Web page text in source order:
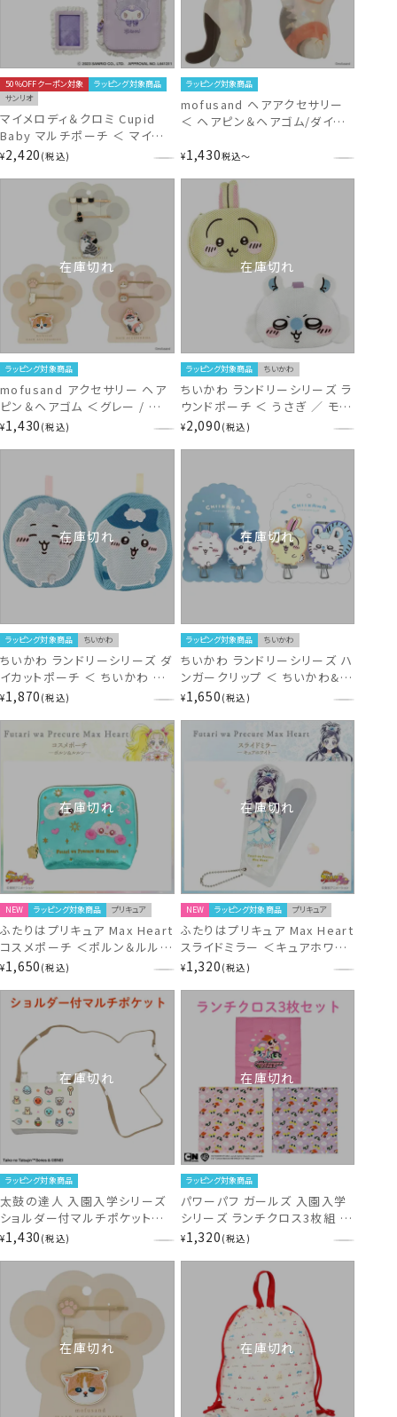
50％OFFクーポン対象
ラッピング対象商品
サンリオ
マイメロディ＆クロミ Cupid
Baby マルチポーチ ＜ マイメ
ロディ / クロミ ＞ サンリオ 粧
¥2,420 税込
ラッピング対象商品
mofusand ヘアアクセサリー
＜ ヘアピン＆ヘアゴム/ダイカ
SHOBIDO
¥1,430税込〜
在庫切れ
ラッピング対象商品
mofusand アクセサリー ヘア
ピン＆ヘアゴム ＜グレー / ベ
ージュ＞ モフサンド 粧美堂
¥1,430 税込
在庫切れ
ラッピング対象商品 ちいかわ
ちいかわ ランドリーシリーズ ラ
ウンドポーチ ＜ うさぎ ／ モモ
ンガ ＞ chiikawa 粧美堂
¥2,090 税込
在庫切れ
ラッピング対象商品 ちいかわ
ちいかわ ランドリーシリーズ ダ
イカットポーチ ＜ ちいかわ ／
ハチワレ ＞ chiikawa 粧美堂
¥1,870 税込
在庫切れ
ラッピング対象商品 ちいかわ
ちいかわ ランドリーシリーズ ハ
ンガークリップ ＜ ちいかわ&ハ
チワレ ／ うさぎ&モモンガ ＞
¥1,650 税込
在庫切れ
NEW ラッピング対象商品 プリキュア
ふたりはプリキュア Max Heart
コスメポーチ ＜ポルン＆ルルン
＞ PR21418
¥1,650 税込
在庫切れ
NEW ラッピング対象商品 プリキュア
ふたりはプリキュア Max Heart
スライドミラー ＜キュアホワイ
ト＞ PR21302
¥1,320 税込
在庫切れ
ラッピング対象商品
太鼓の達人 入園入学シリーズ
ショルダー付マルチポケット
TA43700
¥1,430 税込
在庫切れ
ラッピング対象商品
パワーパフ ガールズ 入園入学
シリーズ ランチクロス3枚組 ＜
パワパフ ＞ WB43736
¥1,320 税込
在庫切れ 在庫切れ